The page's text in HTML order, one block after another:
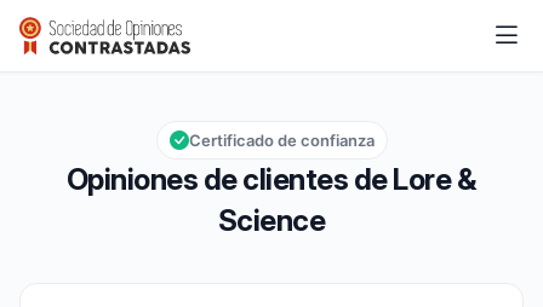
Lore & Science
Calificación global: 9,7 de 10
9,7/10
Opiniones de clientes de Lore &
Science
Certificado de confianza